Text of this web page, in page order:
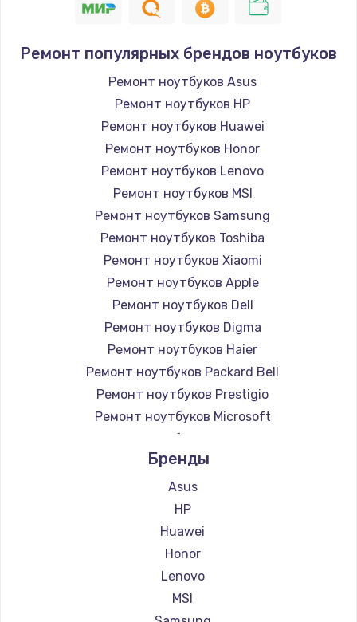
Ремонт популярных брендов ноутбуков
Ремонт ноутбуков Asus
Ремонт ноутбуков HP
Ремонт ноутбуков Huawei
Ремонт ноутбуков Honor
Ремонт ноутбуков Lenovo
Ремонт ноутбуков MSI
Ремонт ноутбуков Samsung
Ремонт ноутбуков Toshiba
Ремонт ноутбуков Xiaomi
Ремонт ноутбуков Apple
Ремонт ноутбуков Dell
Ремонт ноутбуков Digma
Ремонт ноутбуков Haier
Ремонт ноутбуков Packard Bell
Ремонт ноутбуков Prestigio
Ремонт ноутбуков Microsoft
Ремонт ноутбуков Alienware
Ремонт ноутбуков Aquarius
Ремонт ноутбуков Gigabyte
Ремонт ноутбуков Aorus
Ремонт ноутбуков Maibenben
Ремонт ноутбуков Getac
Ремонт ноутбуков Epson
Ремонт ноутбуков Philips
Ремонт ноутбуков LG
Бренды
Asus
HP
Huawei
Honor
Lenovo
MSI